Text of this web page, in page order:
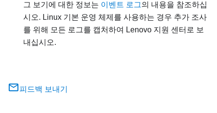
그 보기에 대한 정보는 이벤트 로그의 내용을 참조하십
시오. Linux 기본 운영 체제를 사용하는 경우 추가 조사
를 위해 모든 로그를 캡처하여 Lenovo 지원 센터로 보
내십시오.
피드백 보내기